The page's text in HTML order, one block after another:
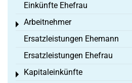
Einkünfte Ehefrau
Arbeitnehmer
Toggle menu
Ersatzleistungen Ehemann
Ersatzleistungen Ehefrau
Kapitaleinkünfte
Toggle menu